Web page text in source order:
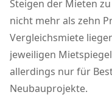
Steigen der Mieten
nicht mehr als zehn
Vergleichsmiete
jeweiligen
allerdings nur für
Neubauprojekte.